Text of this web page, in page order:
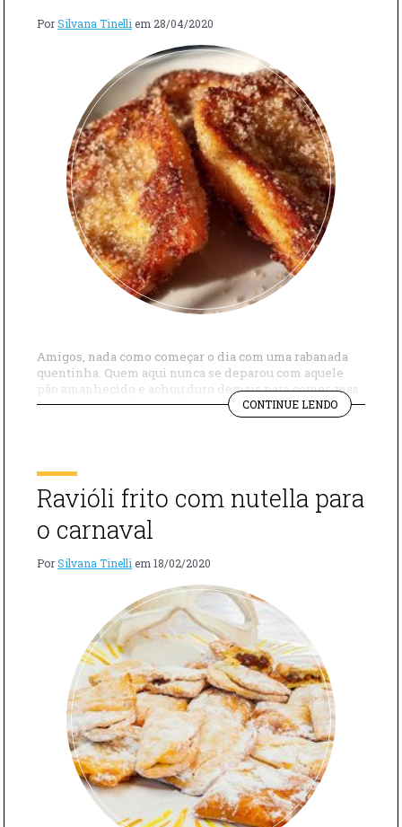
PorSilvana Tinelli em 28/04/2020
Amigos, nada como começar o dia com uma rabanada
quentinha. Quem aqui nunca se deparou com aquele
pão amanhecido e achou duro demais para comer, mas
ficou com pena de jogar fora? Acho que todo mundo,
né? Eu mesma levo comida muito a sério e detesto
CONTINUE LENDO"RECEITA
DE
Ravióli frito com nutella para
o carnaval
PorSilvana Tinelli em 18/02/2020